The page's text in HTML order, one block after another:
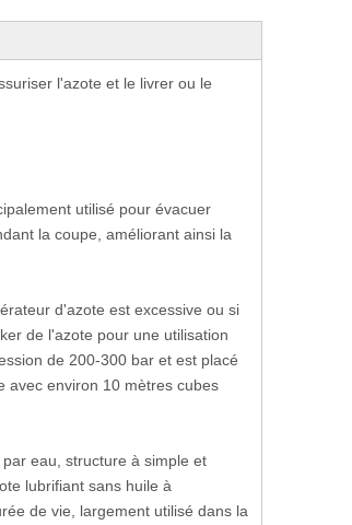
l'azote et le livrer ou le
utilisé pour évacuer
la coupe, améliorant ainsi la
d'azote est excessive ou si
de l'azote pour une utilisation
de 200-300 bar et est placé
avec environ 10 mètres cubes
eau, structure à simple et
lubrifiant sans huile à
de vie, largement utilisé dans la